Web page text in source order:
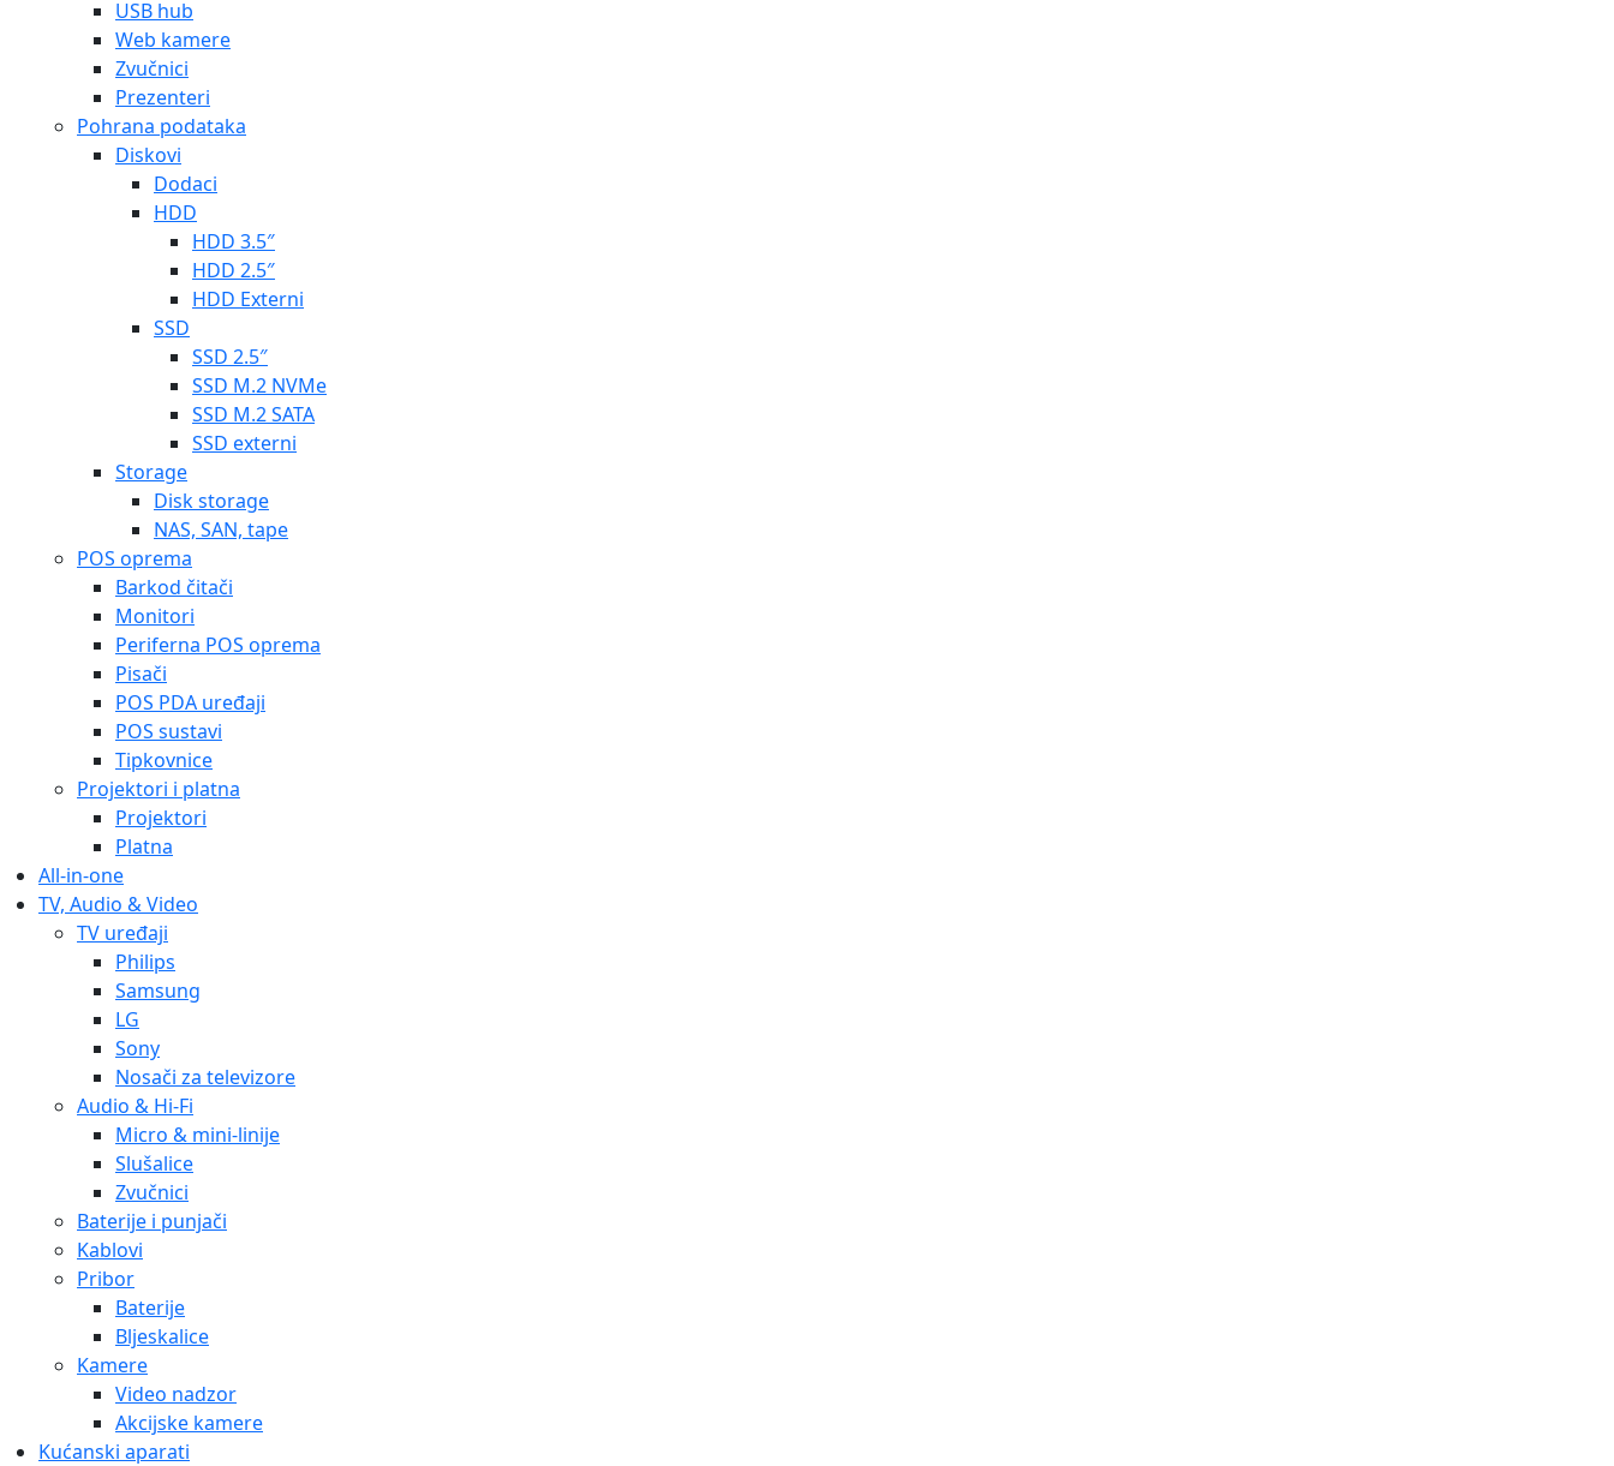
USB hub
Web kamere
Zvučnici
Prezenteri
Pohrana podataka
Diskovi
Dodaci
HDD
HDD 3.5″
HDD 2.5″
HDD Externi
SSD
SSD 2.5″
SSD M.2 NVMe
SSD M.2 SATA
SSD externi
Storage
Disk storage
NAS, SAN, tape
POS oprema
Barkod čitači
Monitori
Periferna POS oprema
Pisači
POS PDA uređaji
POS sustavi
Tipkovnice
Projektori i platna
Projektori
Platna
All-in-one
TV, Audio & Video
TV uređaji
Philips
Samsung
LG
Sony
Nosači za televizore
Audio & Hi-Fi
Micro & mini-linije
Slušalice
Zvučnici
Baterije i punjači
Kablovi
Pribor
Baterije
Bljeskalice
Kamere
Video nadzor
Akcijske kamere
Kućanski aparati